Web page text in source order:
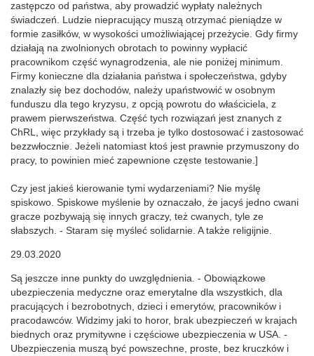
zastępczo od państwa, aby prowadzić wypłaty należnych
świadczeń. Ludzie niepracujący muszą otrzymać pieniądze w
formie zasiłków, w wysokości umożliwiającej przeżycie. Gdy firmy
działają na zwolnionych obrotach to powinny wypłacić
pracownikom część wynagrodzenia, ale nie poniżej minimum.
Firmy konieczne dla działania państwa i społeczeństwa, gdyby
znalazły się bez dochodów, należy upaństwowić w osobnym
funduszu dla tego kryzysu, z opcją powrotu do właściciela, z
prawem pierwszeństwa. Część tych rozwiązań jest znanych z
ChRL, więc przykłady są i trzeba je tylko dostosować i zastosować
bezzwłocznie. Jeżeli natomiast ktoś jest prawnie przymuszony do
pracy, to powinien mieć zapewnione częste testowanie.]
Czy jest jakieś kierowanie tymi wydarzeniami? Nie myślę
spiskowo. Spiskowe myślenie by oznaczało, że jacyś jedno cwani
gracze pozbywają się innych graczy, też cwanych, tyle ze
słabszych. - Staram się myśleć solidarnie. A także religijnie.
29.03.2020
Są jeszcze inne punkty do uwzględnienia. - Obowiązkowe
ubezpieczenia medyczne oraz emerytalne dla wszystkich, dla
pracujących i bezrobotnych, dzieci i emerytów, pracowników i
pracodawców. Widzimy jaki to horor, brak ubezpieczeń w krajach
biednych oraz prymitywne i częściowe ubezpieczenia w USA. -
Ubezpieczenia muszą być powszechne, proste, bez kruczków i